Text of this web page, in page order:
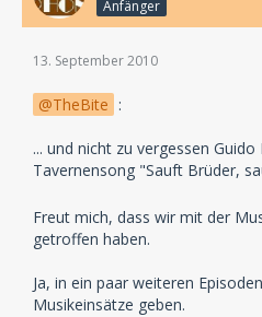
Anfänger
13. September 2010
TheBite :
... und nicht zu vergessen
Tavernensong "Sauft Brüder,
Freut mich, dass wir mit der
getroffen haben.
Ja, in ein paar weiteren
Musikeinsätze geben.